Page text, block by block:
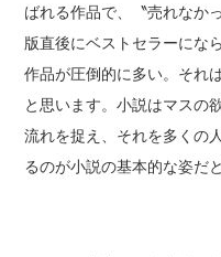
ばれる作品で、〝売れなか
版直後にベストセラーにな
作品が圧倒的に多い。それ
と思います。小説はマスの
流れを捉え、それを多くの
るのが小説の基本的な姿だ